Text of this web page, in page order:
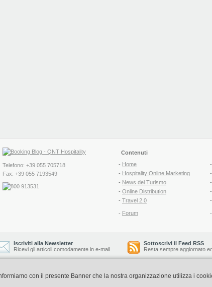
Telefono: +39 055 705718
Fax: +39 055 7193549
Contenuti
- Home
- Hospitality Online Marketing
- News del Turismo
- Online Distribution
- Travel 2.0
- Forum
-
-
-
-
-
-
Iscriviti alla Newsletter
Ricevi gli articoli comodamente in e-mail
Sottoscrivi il Feed RSS
Resta sempre aggiornato
Blog è realizzato e curato da
con il presente Banner che la nostra organizzazione utilizza i